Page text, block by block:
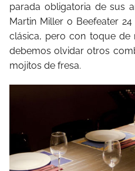
parada obligatoria de sus
Martin Miller o Beefeater
clásica, pero con toque de
debemos olvidar otros
mojitos de fresa.